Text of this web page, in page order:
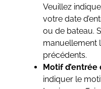
Veuillez
votre date
ou de bateau.
manuellement
précédents.
Motif
indiquer le